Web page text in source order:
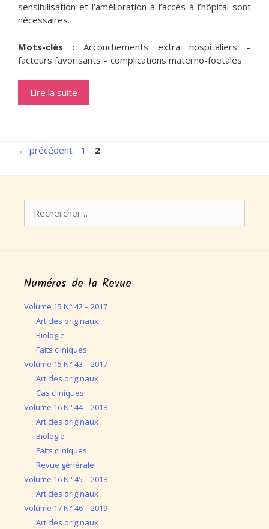
sensibilisation et l’amélioration à l’accès à l’hôpital sont
nécessaires.
Mots-clés : Accouchements extra hospitaliers –
facteurs favorisants – complications materno-foetales
Lire la suite
← précédent Page
1 Page
2
Numéros de la Revue
Volume 15 N° 42 – 2017
Articles originaux
Biologie
Faits cliniques
Volume 15 N° 43 – 2017
Articles originaux
Cas cliniques
Volume 16 N° 44 – 2018
Articles originaux
Biologie
Faits cliniques
Revue générale
Volume 16 N° 45 – 2018
Articles originaux
Volume 17 N° 46 – 2019
Articles originaux